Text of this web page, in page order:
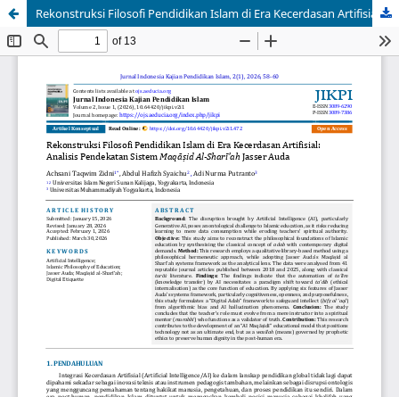
Rekonstruksi Filosofi Pendidikan Islam di Era Kecerdasan Artifisial: Analisis Pendekatan Sistem Maqāṣid Al-Sharī'ah Jasser Auda